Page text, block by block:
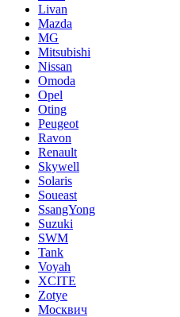
Livan
Mazda
MG
Mitsubishi
Nissan
Omoda
Opel
Oting
Peugeot
Ravon
Renault
Skywell
Solaris
Soueast
SsangYong
Suzuki
SWM
Tank
Voyah
XCITE
Zotye
Москвич